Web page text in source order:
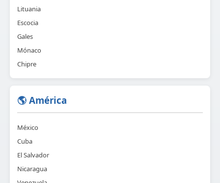
Lituania
Escocia
Gales
Mónaco
Chipre
🌎 América
México
Cuba
El Salvador
Nicaragua